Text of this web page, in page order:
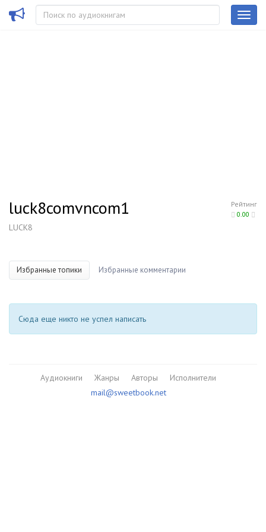
Рейтинг
0.00
luck8comvncom1
LUCK8
Избранные топики Избранные комментарии
Сюда еще никто не успел написать
Аудиокниги Жанры Авторы
Исполнители
mail@sweetbook.net